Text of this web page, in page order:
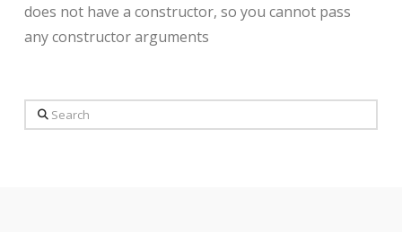
does not have a constructor, so you cannot pass
any constructor arguments
Search